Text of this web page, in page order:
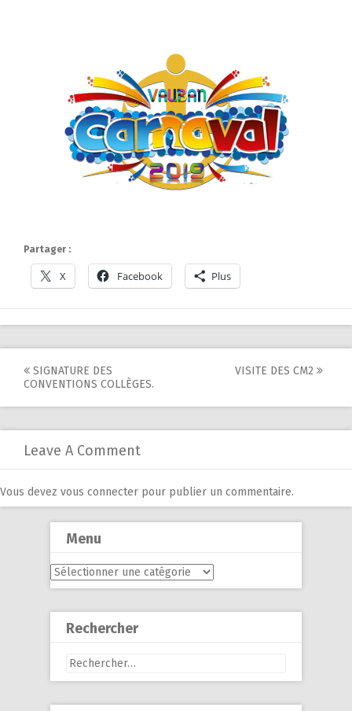
Partager :
X Facebook Plus
Post
SIGNATURE DES
CONVENTIONS COLLÈGES.
VISITE DES CM2
Leave A Comment
Vous devez vous connecter pour publier un commentaire.
Menu
Menu
Rechercher
Rechercher :